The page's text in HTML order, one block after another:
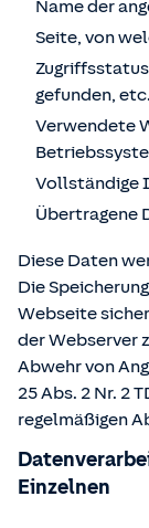
Name der
Seite, von
gefunden,
Verwendete
Vollständige
Übertragene
Diese Daten
Die
Webseite
der Webserver
Abwehr von
25 Abs. 2 Nr. 2
regelmäßigen
Einzelnen